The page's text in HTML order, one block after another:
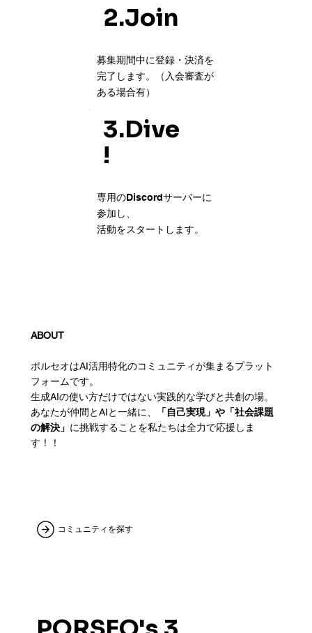
2.Join
募集期間中に登録・決済を
完了します。（入会審査が
ある場合有）
3.Dive
!
専用のDiscordサーバーに
参加し、
活動をスタートします。
​ABOUT
ポルセオはAI活用特化のコミュニティが集まるプラット
フォームです。
生成AIの使い方だけではない実践的な学びと共創の場。
あなたが仲間とAIと一緒に、
「自己実現」や「社会課題
の解決」 に挑戦することを私たちは全力で応援しま
す！！
コミュニティを探す